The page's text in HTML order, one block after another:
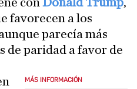
favorecen a los
parecía más
de paridad a favor de
MÁS INFORMACIÓN